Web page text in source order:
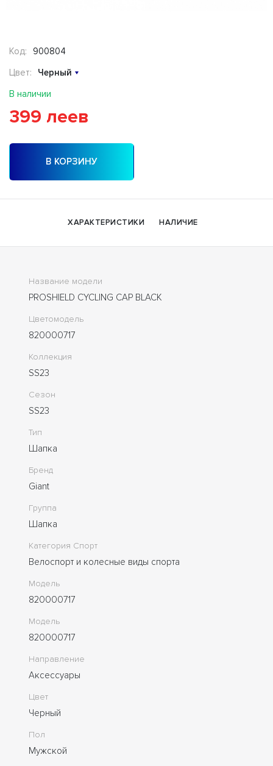
Код:
900804
Цвет:
Черный
В наличии
399 леев
В КОРЗИНУ
ХАРАКТЕРИСТИКИ НАЛИЧИЕ
Название модели
PROSHIELD CYCLING CAP BLACK
Цветомодель
820000717
Коллекция
SS23
Сезон
SS23
Тип
Шапка
Бренд
Giant
Группа
Шапка
Категория Спорт
Велоспорт и колесные виды спорта
Модель
820000717
Модель
820000717
Направление
Аксессуары
Цвет
Черный
Пол
Мужской